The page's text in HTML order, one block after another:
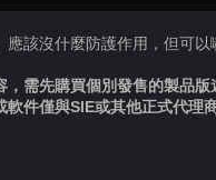
應該沒什麼防護作用，但可以
，需先購買個別發售的製品
軟件僅與SIE或其他正式代理